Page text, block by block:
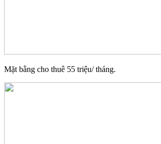
Mặt bằng cho thuê 55 triệu/ tháng.